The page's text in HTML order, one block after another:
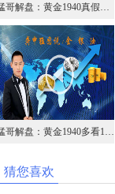
猛哥解盘：黄金1940真假破位需确认，原油高空不变
猛哥解盘：黄金1940多看1955能否企稳，原油先多38.5空
猜您喜欢